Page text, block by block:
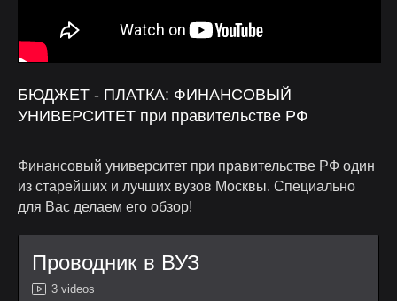
Проводник в ВУЗ
3 videos
БЮДЖЕТ - ПЛАТКА: ФИНАНСОВЫЙ
УНИВЕРСИТЕТ при правительстве РФ
Финансовый университет при правительстве РФ один
из старейших и лучших вузов Москвы. Специально
для Вас делаем его обзор!